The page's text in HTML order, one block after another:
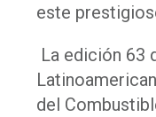
este
La edición 63
del